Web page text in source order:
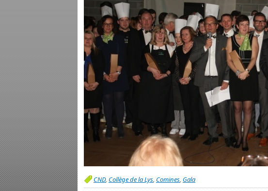
CND, Collège de la Lys, Comines, Gala